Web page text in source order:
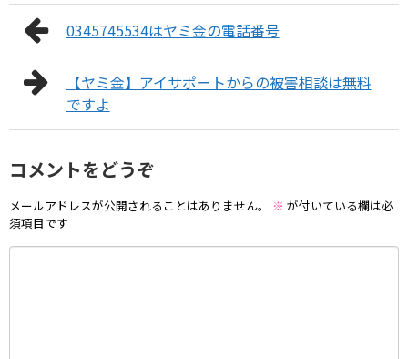
0345745534はヤミ金の電話番号
【ヤミ金】アイサポートからの被害相談は無料
ですよ
コメントをどうぞ
メールアドレスが公開されることはありません。 ※ が付いている欄は必
須項目です